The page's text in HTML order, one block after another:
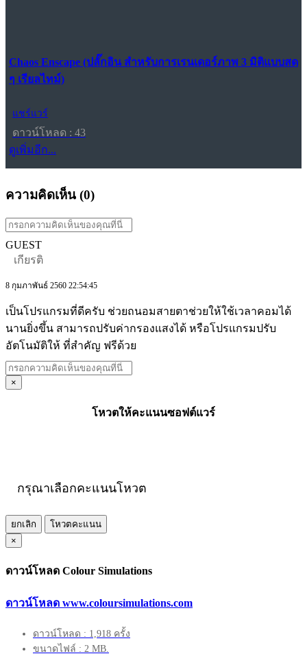
Chaos Enscape (ปลั๊กอิน สำหรับการเรนเดอร์ภาพ 3 มิติแบบสด
ๆ เรียลไทม์)
แชร์แวร์
ดาวน์โหลด : 43
ดูเพิ่มอีก...
ความคิดเห็น (0)
GUEST
เกียรติ
8 กุมภาพันธ์ 2560 22:54:45
เป็นโปรแกรมที่ดีครับ ช่วยถนอมสายตาช่วยให้ใช้เวลาคอมได้
นานยิ่งขึ้น สามารถปรับค่ากรองแสงได้ หรือโปรแกรมปรับ
อัตโนมัติให้ ที่สำคัญ ฟรีด้วย
×
โหวตให้คะแนนซอฟต์แวร์
กรุณาเลือกคะแนนโหวต
ยกเลิก
โหวตคะแนน
×
ดาวน์โหลด Colour Simulations
ดาวน์โหลด www.coloursimulations.com
ดาวน์โหลด : 1,918 ครั้ง
ขนาดไฟล์ : 2 MB.